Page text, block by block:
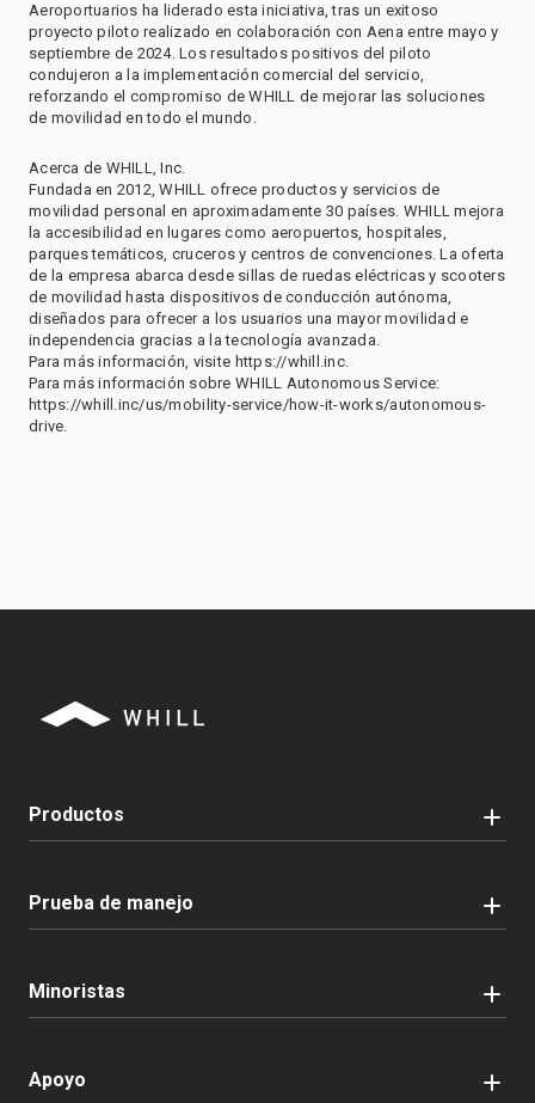
Aeroportuarios ha liderado esta iniciativa, tras un exitoso
proyecto piloto realizado en colaboración con Aena entre mayo y
septiembre de 2024. Los resultados positivos del piloto
condujeron a la implementación comercial del servicio,
reforzando el compromiso de WHILL de mejorar las soluciones
de movilidad en todo el mundo.
Acerca de WHILL, Inc.
Fundada en 2012, WHILL ofrece productos y servicios de
movilidad personal en aproximadamente 30 países. WHILL mejora
la accesibilidad en lugares como aeropuertos, hospitales,
parques temáticos, cruceros y centros de convenciones. La oferta
de la empresa abarca desde sillas de ruedas eléctricas y scooters
de movilidad hasta dispositivos de conducción autónoma,
diseñados para ofrecer a los usuarios una mayor movilidad e
independencia gracias a la tecnología avanzada.
Para más información, visite https://whill.inc.
Para más información sobre WHILL Autonomous Service:
https://whill.inc/us/mobility-service/how-it-works/autonomous-
drive.
Productos
Prueba de manejo
Minoristas
Apoyo